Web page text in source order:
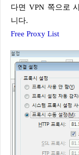
다면 VPN 쪽으로
니다.
Free Proxy List